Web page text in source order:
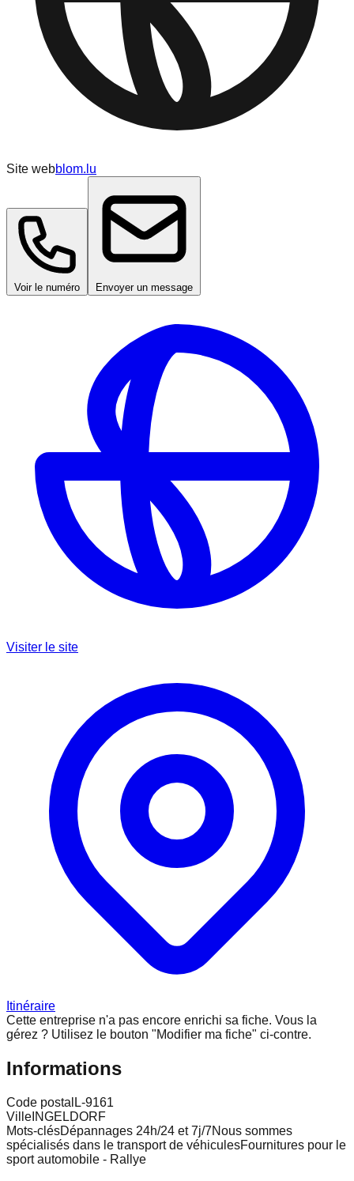
Site webblom.lu
Voir le numéro Envoyer un message
Visiter le site
Itinéraire
Cette entreprise n'a pas encore enrichi sa fiche. Vous la
gérez ? Utilisez le bouton "Modifier ma fiche" ci-contre.
Informations
Code postal L-9161
Ville INGELDORF
Mots-clésDépannages 24h/24 et 7j/7Nous sommes
spécialisés dans le transport de véhiculesFournitures pour le
sport automobile - Rallye